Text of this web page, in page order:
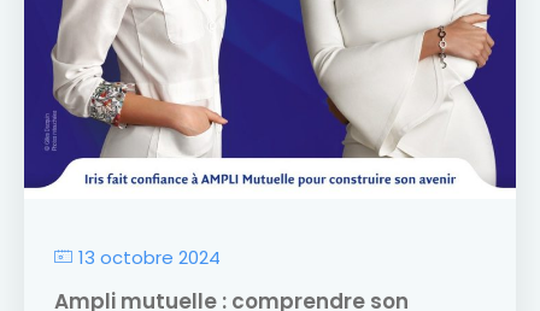
13 octobre 2024
Ampli mutuelle : comprendre son